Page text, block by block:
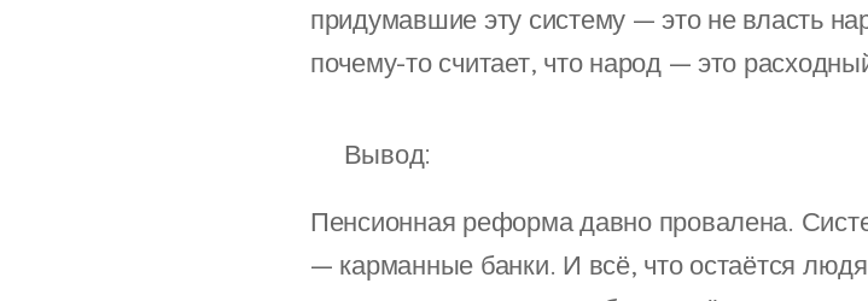
придумавшие эту систему — это не власть
почему-то считает, что народ — это
❗Вывод:
Пенсионная реформа давно провалена.
— карманные банки. И всё, что остаётся